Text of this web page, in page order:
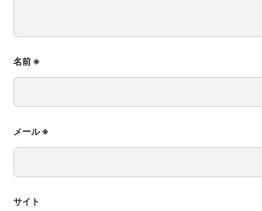
名前 ※
メール※
サイト